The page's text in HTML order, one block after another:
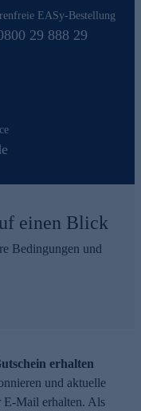
EASy-Bestellung
29 888 29
einen Blick
Bedingungen und
erhalten
und aktuelle
E-Mail erhalten. Als